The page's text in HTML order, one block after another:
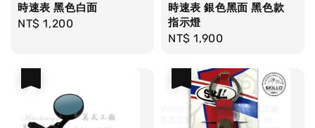
時速表 黑色白面
Regular
NT$ 1,200
時速表 銀色黑面 黑色款
指示燈
Regular
NT$ 1,900